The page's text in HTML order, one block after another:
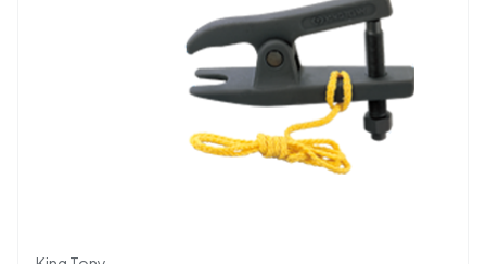
Producent